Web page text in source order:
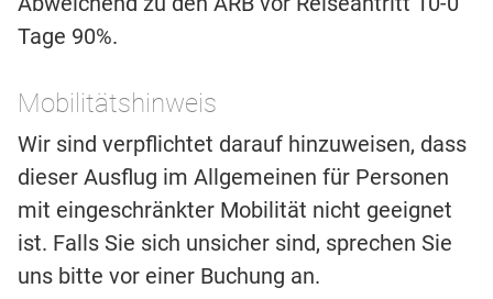
Tage 90%.
Mobilitätshinweis
Wir sind verpflichtet darauf hinzuweisen, dass
dieser Ausflug im Allgemeinen für Personen
mit eingeschränkter Mobilität nicht geeignet
ist. Falls Sie sich unsicher sind, sprechen Sie
uns bitte vor einer Buchung an.